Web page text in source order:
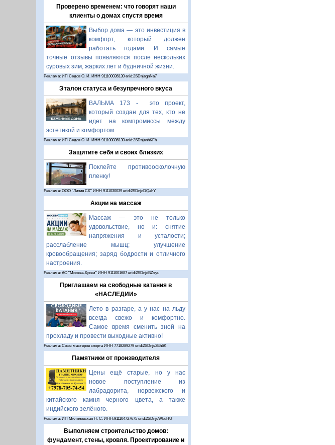
Проверено временем: что говорят наши
клиенты о домах спустя время
Выбор дома — это инвестиция в
комфорт, который должен
работать годами. И самые
точные отзывы появляются после нескольких
суровых зим, жарких лет и будничной жизни.
Реклама: ИП Седов О. И. ИНН 911100036130 erid:2SDnjegnNa7
Эталон статуса и безупречного вкуса
ВАЛЬМА 173 - это проект,
который создан для тех, кто не
идет на компромиссы между
эстетикой и комфортом.
Реклама: ИП Седов О. И. ИНН 911100036130 erid:2SDnjenhKFh
Защитите себя и своих близких
Поклейте противоосколочную
пленку!
Реклама: ООО "Линия СК" ИНН 9111030039 erid:2SDnjcDQahY
Акции на массаж
Массаж — это не только
удовольствие, но и: снятие
напряжения и усталости;
расслабление мышц; улучшение
кровообращения; заряд бодрости и отличного
настроения.
Реклама: АО "Москва-Крым" ИНН 9111001687 erid:2SDnjdBZsyu
Приглашаем на свободные катания в
«НАСЛЕДИИ»
Лето в разгаре, а у нас на льду
всегда свежо и комфортно.
Самое время сменить зной на
прохладу и провести выходные активно!
Реклама: Союз мастеров спорта ИНН 7718289279 erid:2SDnje2Eh6K
Памятники от производителя
Цены ещё старые, но у нас
новое поступление из
лабрадорита, норвежского и
китайского камня черного цвета, а также
индийского зелёного.
Реклама: ИП Миляновская Н. С. ИНН:911104727675 erid:2SDnjeWbdHU
Выполняем строительство домов:
фундамент, стены, кровля. Проектирование и